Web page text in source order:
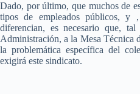
Dado, por último, que muchos de
tipos de empleados públicos, y
diferencian, es necesario que,
Administración, a la Mesa Técnica
la problemática específica del
exigirá este sindicato.